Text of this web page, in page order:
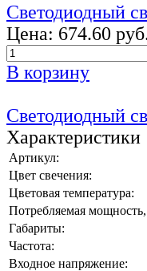
Светодиодный
Цена: 674.60
В корзину
Светодиодный
Характеристики
Артикул:
Цвет свечения:
Цветовая температура:
Потребляемая
Габариты:
Частота:
Входное напряжение: